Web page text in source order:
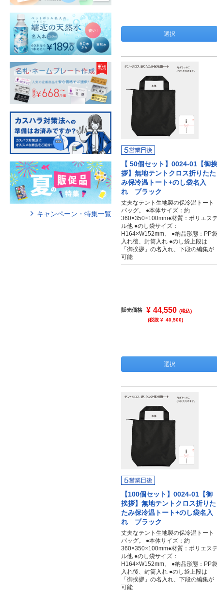
選択
【 50個セット】0024-01【御挨
拶】無地テントクロス折りたた
み保冷温トート+のし袋名入
れ ブラック
丈夫なテント生地製の保冷温トート
バッグ。 ●本体サイズ：約
360×350×100mm●材質：ポリエス
ル他 ●のし袋サイズ：
H164×W152mm、 ●納品形態：PP袋
入れ後、封筒入れ ●のし袋上段は
「御挨拶」の名入れ、下段の編集が
可能
販売価格 ¥ 44,550 (税込)
(税抜 ¥ 40,500)
選択
【100個セット】0024-01【御
挨拶】無地テントクロス折りた
たみ保冷温トート+のし袋名入
れ ブラック
丈夫なテント生地製の保冷温トート
バッグ。 ●本体サイズ：約
360×350×100mm●材質：ポリエス
ル他 ●のし袋サイズ：
H164×W152mm、 ●納品形態：PP袋
入れ後、封筒入れ ●のし袋上段は
「御挨拶」の名入れ、下段の編集が
可能
キャンペーン・特集一覧